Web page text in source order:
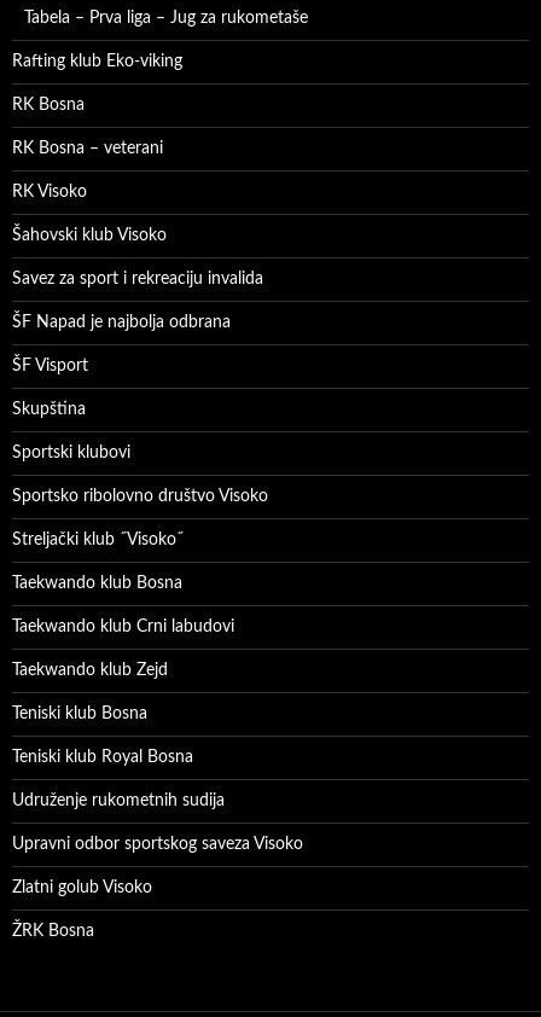
Tabela – Prva liga – Jug za rukometaše
Rafting klub Eko-viking
RK Bosna
RK Bosna – veterani
RK Visoko
Šahovski klub Visoko
Savez za sport i rekreaciju invalida
ŠF Napad je najbolja odbrana
ŠF Visport
Skupština
Sportski klubovi
Sportsko ribolovno društvo Visoko
Streljački klub ˝Visoko˝
Taekwando klub Bosna
Taekwando klub Crni labudovi
Taekwando klub Zejd
Teniski klub Bosna
Teniski klub Royal Bosna
Udruženje rukometnih sudija
Upravni odbor sportskog saveza Visoko
Zlatni golub Visoko
ŽRK Bosna